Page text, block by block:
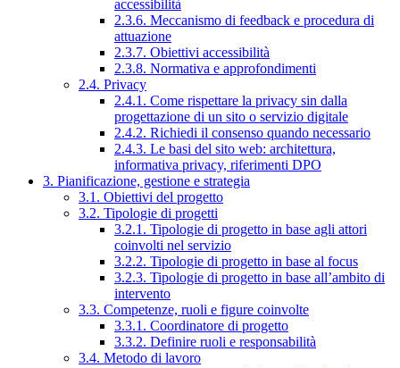
accessibilità
2.3.6. Meccanismo di feedback e procedura di
attuazione
2.3.7. Obiettivi accessibilità
2.3.8. Normativa e approfondimenti
2.4. Privacy
2.4.1. Come rispettare la privacy sin dalla
progettazione di un sito o servizio digitale
2.4.2. Richiedi il consenso quando necessario
2.4.3. Le basi del sito web: architettura,
informativa privacy, riferimenti DPO
3. Pianificazione, gestione e strategia
3.1. Obiettivi del progetto
3.2. Tipologie di progetti
3.2.1. Tipologie di progetto in base agli attori
coinvolti nel servizio
3.2.2. Tipologie di progetto in base al focus
3.2.3. Tipologie di progetto in base all’ambito di
intervento
3.3. Competenze, ruoli e figure coinvolte
3.3.1. Coordinatore di progetto
3.3.2. Definire ruoli e responsabilità
3.4. Metodo di lavoro